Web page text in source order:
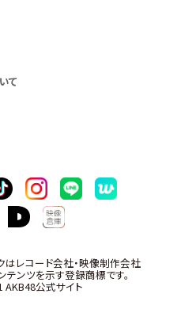
て
はレコード会社・映像制作会社
テンツを示す登録商標です。
AKB48公式サイト